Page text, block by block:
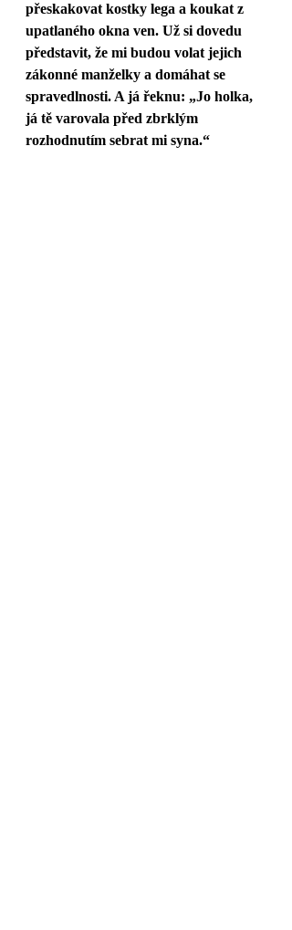
přeskakovat kostky lega a koukat z
upatlaného okna ven. Už si dovedu
představit, že mi budou volat jejich
zákonné manželky a domáhat se
spravedlnosti. A já řeknu: „Jo holka,
já tě varovala před zbrklým
rozhodnutím sebrat mi syna.“